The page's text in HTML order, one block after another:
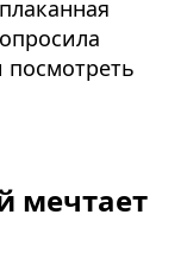
посмотреть
мечтает